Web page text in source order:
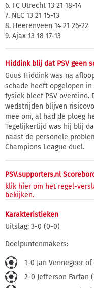
6. FC Utrecht 13 21 18-14
7. NEC 13 21 15-13
8. Heerenveen 14 21 26-22
9. Ajax 13 18 17-13
Hiddink blij dat PSV geen
Guus Hiddink was na
schade heeft opgelopen
fysiek bleef PSV overeind.
wedstrijden blijven
mee om, al had de ploeg
Tegelijkertijd was hij blij
naast de personele
Champions League duel.
PSV.supporters.nl
klik hier om het regel-
bekijken.
Karakteristieken
Uitslag: 3-0 (0-0)
Doelpuntenmakers:
1-0 Jan Vennegoor of
2-0 Jefferson Farfan